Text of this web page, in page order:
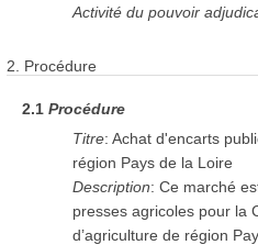
Activité du pouvoir
2. Procédure
2.1Procédure
Titre:Achat d'encarts
région Pays de la Loire
Description:Ce marché
presses agricoles pour la
d’agriculture de région
6. Résultats
8. Organisations (4)